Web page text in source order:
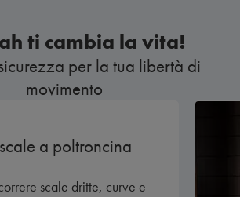
ti cambia la vita!
per la tua libertà di
movimento
a poltroncina
scale dritte, curve e